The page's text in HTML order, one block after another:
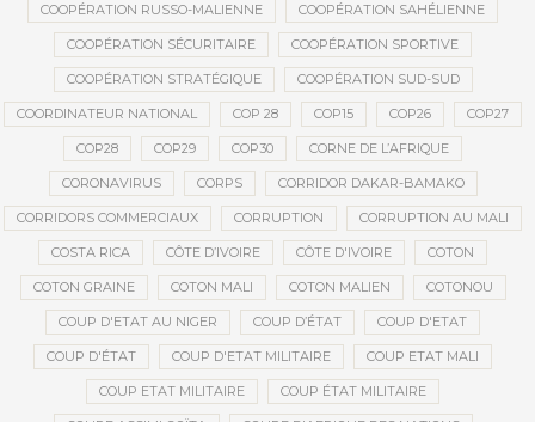
COOPÉRATION RUSSO-MALIENNE COOPÉRATION SAHÉLIENNE
COOPÉRATION SÉCURITAIRE COOPÉRATION SPORTIVE
COOPÉRATION STRATÉGIQUE COOPÉRATION SUD-SUD
COORDINATEUR NATIONAL COP 28 COP15 COP26 COP27
COP28 COP29 COP30 CORNE DE L’AFRIQUE
CORONAVIRUS CORPS CORRIDOR DAKAR-BAMAKO
CORRIDORS COMMERCIAUX CORRUPTION CORRUPTION AU MALI
COSTA RICA CÔTE D’IVOIRE CÔTE D'IVOIRE COTON
COTON GRAINE COTON MALI COTON MALIEN COTONOU
COUP D'ETAT AU NIGER COUP D’ÉTAT COUP D'ETAT
COUP D'ÉTAT COUP D'ETAT MILITAIRE COUP ETAT MALI
COUP ETAT MILITAIRE COUP ÉTAT MILITAIRE